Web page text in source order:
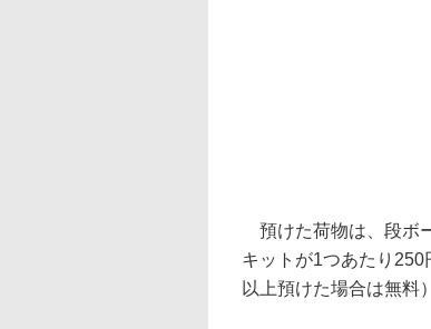
預けた荷物は、段ボ
キットが1つあたり
以上預けた場合は無料